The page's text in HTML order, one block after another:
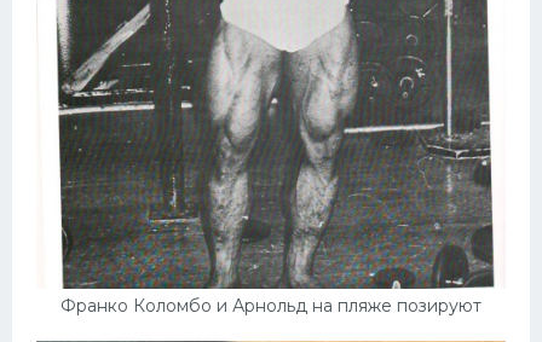
Франко Коломбо и Арнольд на пляже позируют